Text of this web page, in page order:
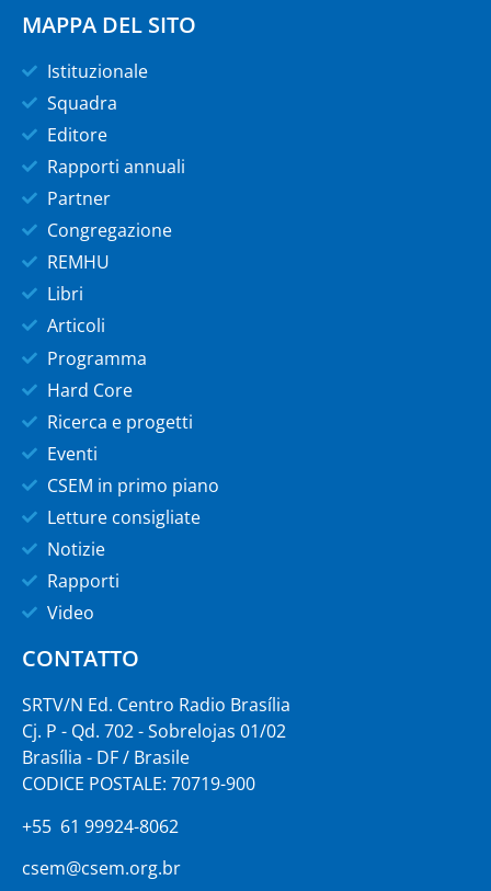
MAPPA DEL SITO
Istituzionale
Squadra
Editore
Rapporti annuali
Partner
Congregazione
REMHU
Libri
Articoli
Programma
Hard Core
Ricerca e progetti
Eventi
CSEM in primo piano
Letture consigliate
Notizie
Rapporti
Video
CONTATTO
SRTV/N Ed. Centro Radio Brasília
Cj. P - Qd. 702 - Sobrelojas 01/02
Brasília - DF / Brasile
CODICE POSTALE: 70719-900
+55 61 99924-8062
csem@csem.org.br